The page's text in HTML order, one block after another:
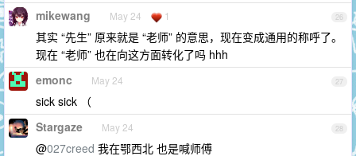
26
mikewang May 24 1
其实 “先生” 原来就是 “老师” 的意思，现在变成通用的称呼了。
现在 “老师” 也在向这方面转化了吗 hhh
27
emonc May 24
sick sick （
28
Stargaze May 24
@027creed 我在鄂西北 也是喊师傅